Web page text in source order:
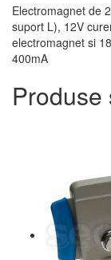
Electromagnet de
suport L), 12V
electromagnet si
400mA
Produse